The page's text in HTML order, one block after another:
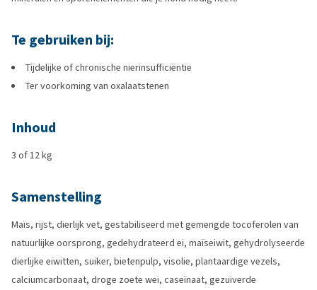
Te gebruiken bij:
Tijdelijke of chronische nierinsufficiëntie
Ter voorkoming van oxalaatstenen
Inhoud
3 of 12 kg
Samenstelling
Maïs, rijst, dierlijk vet, gestabiliseerd met gemengde tocoferolen van
natuurlijke oorsprong, gedehydrateerd ei, maïseiwit, gehydrolyseerde
dierlijke eiwitten, suiker, bietenpulp, visolie, plantaardige vezels,
calciumcarbonaat, droge zoete wei, caseïnaat, gezuiverde